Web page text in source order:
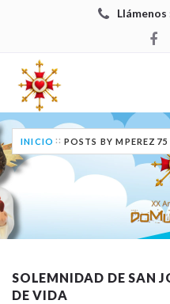
Llámenos
INICIO POSTS BY MPEREZ75
SOLEMNIDAD DE SAN
DE VIDA